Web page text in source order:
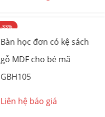
-33%
Bàn học đơn có kệ sách
gỗ MDF cho bé mã
GBH105
Liên hệ báo giá